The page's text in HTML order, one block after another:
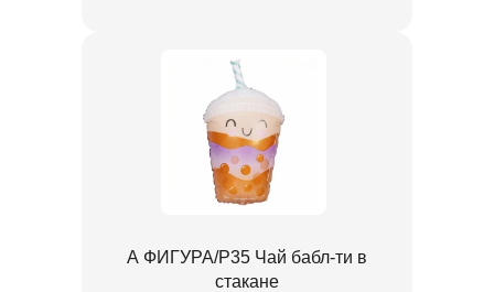
А ФИГУРА/P35 Чай бабл-ти в
стакане